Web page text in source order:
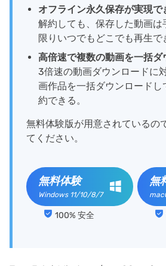
オフライン永久保存が実現で
解約しても、保存した動画は
限りいつでもどこでも再生で
高倍速で複数の動画を一括ダ
3倍速の動画ダウンロードに
画作品を一括ダウンロードし
約できる。
無料体験版が用意されているの
てください。
無料体験
Windows 11/10/8/7
100% 安全
無